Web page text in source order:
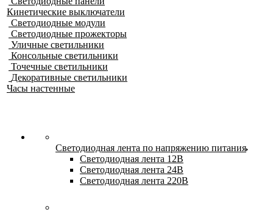
Кинетические выключатели
Светодиодные модули
Светодиодные прожекторы
Уличные светильники
Консольные светильники
Точечные светильники
Декоративные светильники
Часы настенные
Светодиодная лента по напряжению питания
Светодиодная лента 12В
Светодиодная лента 24В
Светодиодная лента 220В